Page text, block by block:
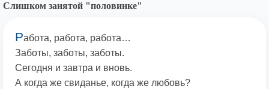
Слишком занятой "половинке"
Работа, работа, работа…
Заботы, заботы, заботы.
Сегодня и завтра и вновь.
А когда же свиданье, когда же любовь?